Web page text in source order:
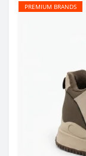
PREMIUM BRANDS